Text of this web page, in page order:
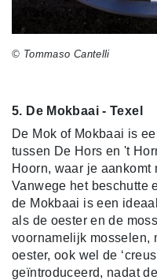
© Tommaso Cantelli
5. De Mokbaai - Texel
De Mok of Mokbaai is
tussen De Hors en 't
Hoorn, waar je aankomt
Vanwege het beschutte
de Mokbaai is een
als de oester en de
voornamelijk mosselen,
oester, ook wel de
geïntroduceerd, nadat